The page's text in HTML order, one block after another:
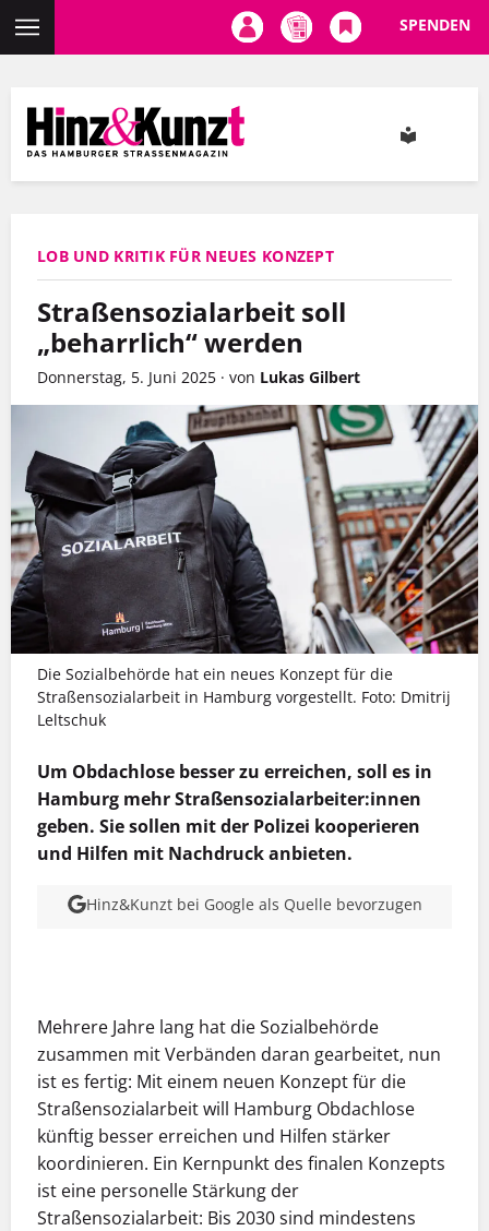
Inhalt
SPENDEN
LOB UND KRITIK FÜR NEUES KONZEPT
Straßensozialarbeit soll
„beharrlich“ werden
Donnerstag, 5. Juni 2025 · von Lukas Gilbert
Die Sozialbehörde hat ein neues Konzept für die
Straßensozialarbeit in Hamburg vorgestellt. Foto: Dmitrij
Leltschuk
Um Obdachlose besser zu erreichen, soll es in
Hamburg mehr Straßensozialarbeiter:innen
geben. Sie sollen mit der Polizei kooperieren
und Hilfen mit Nachdruck anbieten.
Hinz&Kunzt bei Google als Quelle bevorzugen
Mehrere Jahre lang hat die Sozialbehörde
zusammen mit Verbänden daran gearbeitet, nun
ist es fertig: Mit einem neuen Konzept für die
Straßensozialarbeit will Hamburg Obdachlose
künftig besser erreichen und Hilfen stärker
koordinieren. Ein Kernpunkt des finalen Konzepts
ist eine personelle Stärkung der
Straßensozialarbeit: Bis 2030 sind mindestens